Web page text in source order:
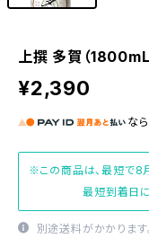
上撰 多賀（
¥2,390
なら
※この商品は、最短で8
最短到着日
別途送料がかかります